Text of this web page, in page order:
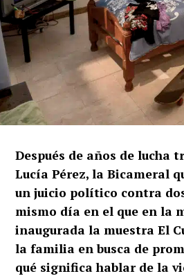
Después de años de lucha
Lucía Pérez, la Bicameral
un juicio político contra
mismo día en el que en la
inaugurada la muestra El
la familia en busca de
qué significa hablar de la